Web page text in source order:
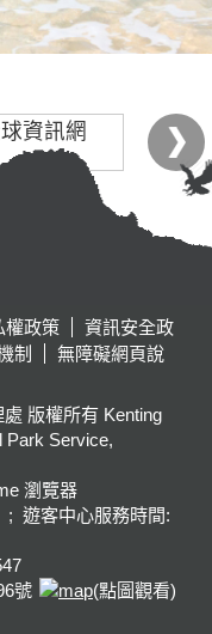
權政策
資訊安全政
制
無障礙網頁說
版權所有 Kenting
Park Service,
瀏覽器
; 遊客中心服務時間:
號
(點圖觀看)